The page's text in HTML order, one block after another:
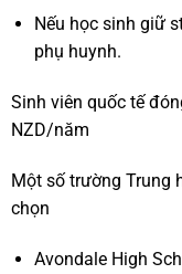
Nếu học sinh giữ
phụ huynh.
Sinh viên quốc tế
NZD/năm
Một số trường Trung
chọn
Avondale High